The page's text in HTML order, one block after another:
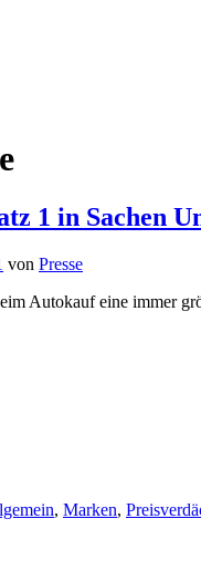
1 in Sachen
von Presse
Autokauf eine immer
, Marken,